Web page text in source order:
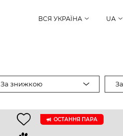
ВСЯ УКРАЇНА UA
За знижкою
ОСТАННЯ ПАРА